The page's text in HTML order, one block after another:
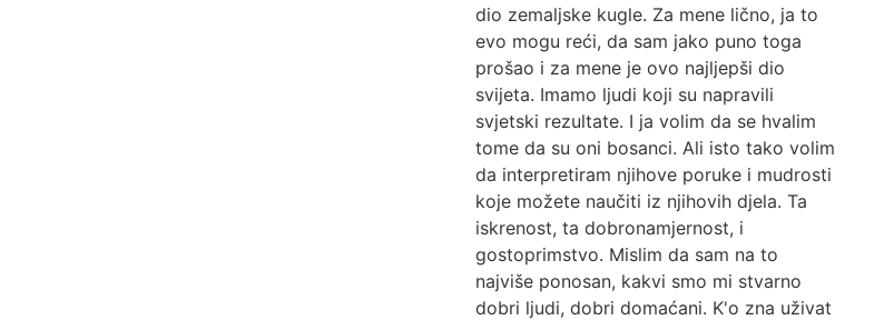
dio zemaljske kugle. Za mene lično, ja to
evo mogu reći, da sam jako puno toga
prošao i za mene je ovo najljepši dio
svijeta. Imamo ljudi koji su napravili
svjetski rezultate. I ja volim da se hvalim
tome da su oni bosanci. Ali isto tako volim
da interpretiram njihove poruke i mudrosti
koje možete naučiti iz njihovih djela. Ta
iskrenost, ta dobronamjernost, i
gostoprimstvo. Mislim da sam na to
najviše ponosan, kakvi smo mi stvarno
dobri ljudi, dobri domaćani. K'o zna uživat